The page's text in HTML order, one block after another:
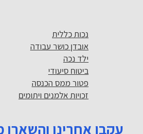
נכות כללית
אובדן כושר עבודה
ילד נכה
ביטוח סיעודי
פטור ממס הכנסה
זכויות אלמנים ויתומים
עקבו אחרינו והשארו